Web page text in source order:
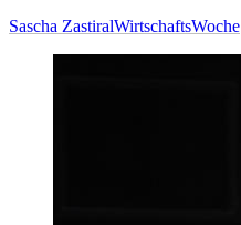
Sascha ZastiralWirtschaftsWoche